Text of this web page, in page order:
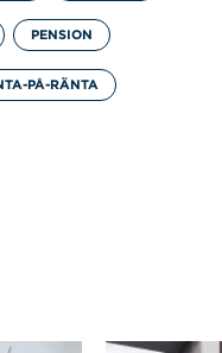
PENSION
PÅ-RÄNTA